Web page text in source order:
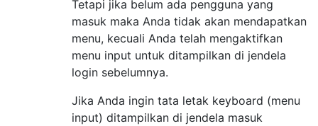
Tetapi jika belum ada pengguna yang
masuk maka Anda tidak akan mendapatkan
menu, kecuali Anda telah mengaktifkan
menu input untuk ditampilkan di jendela
login sebelumnya.
Jika Anda ingin tata letak keyboard (menu
input) ditampilkan di jendela masuk